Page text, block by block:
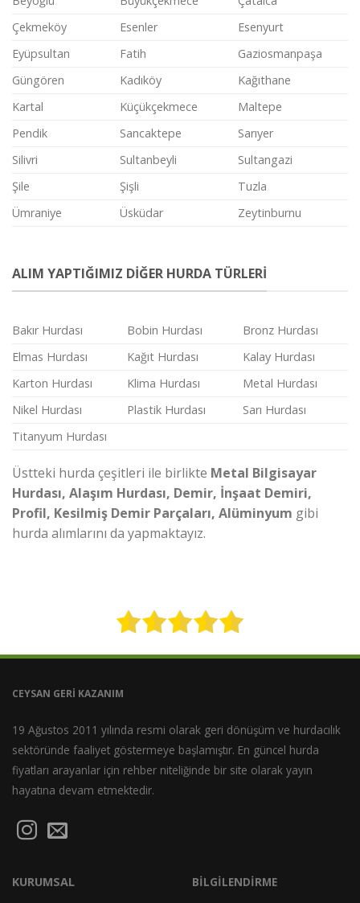
Çekmeköy
Esenler
Esenyurt
Eyüpsultan
Fatih
Gaziosmanpaşa
Güngören
Kadıköy
Kağıthane
Kartal
Küçükçekmece
Maltepe
Pendik
Sancaktepe
Sarıyer
Silivri
Sultanbeyli
Sultangazi
Şile
Şişli
Tuzla
Ümraniye
Üsküdar Zeytinburnu
ALIM YAPTIĞIMIZ DİĞER HURDA TÜRLERİ
Bakır Hurdası Bobin Hurdası
Bronz Hurdası
Elmas Hurdası
Kağıt Hurdası
Kalay Hurdası
Karton Hurdası
Klima Hurdası
Metal Hurdası
Nikel Hurdası
Plastik Hurdası
Sarı Hurdası
Titanyum Hurdası
Üstteki hurda çeşitleri ile birlikte Metal Bilgisayar
Hurdası, Alaşım Hurdası, Demir, İnşaat Demiri,
Profil, Kesilmiş Demir Parçaları, Alüminyum gibi
hurda alımlarını da yapmaktayız.
CEYSAN GERİ KAZANIM
19 Ağustos 2011 yılında resmi olarak geri dönüşüm ve hurdacılık
sektöründe faaliyet göstermeye başlamıştır. En güncel hurda
fiyatları arayanlar için rehber niteliğinde bir site olarak yayın
hayatına devam etmektedir.
KURUMSAL BİLGİLENDİRME